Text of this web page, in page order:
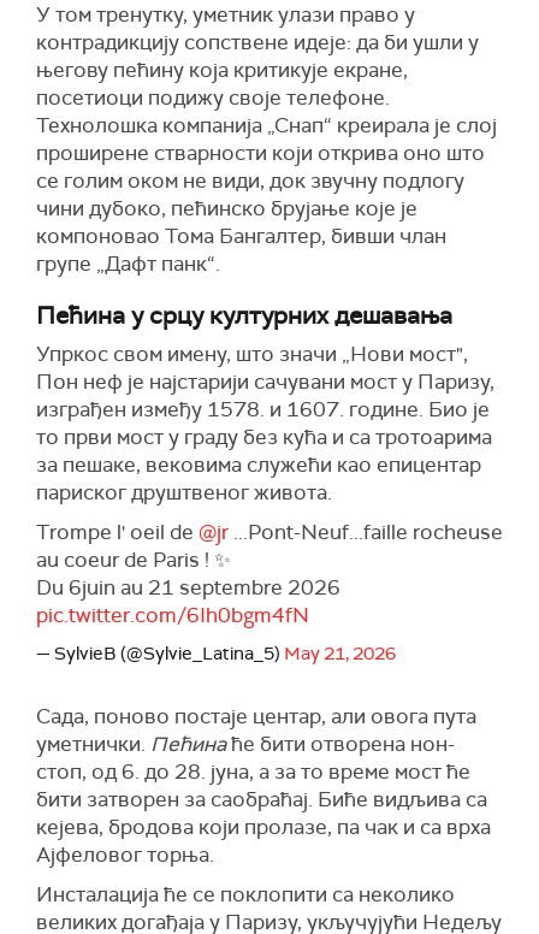
У том тренутку, уметник улази право у
контрадикцију сопствене идеје: да би ушли у
његову пећину која критикује екране,
посетиоци подижу своје телефоне.
Технолошка компанија „Снап“ креирала је слој
проширене стварности који открива оно што
се голим оком не види, док звучну подлогу
чини дубоко, пећинско брујање које је
компоновао Тома Бангалтер, бивши члан
групе „Дафт панк“.
Пећина у срцу културних дешавања
Упркос свом имену, што значи „Нови мост",
Пон неф је најстарији сачувани мост у Паризу,
изграђен између 1578. и 1607. године. Био је
то први мост у граду без кућа и са тротоарима
за пешаке, вековима служећи као епицентар
париског друштвеног живота.
Trompe l' oeil de @jr ...Pont-Neuf...faille rocheuse
au coeur de Paris ! ✨️
Du 6juin au 21 septembre 2026
pic.twitter.com/6Ih0bgm4fN
— SylvieB (@Sylvie_Latina_5) May 21, 2026
Сада, поново постаје центар, али овога пута
уметнички. Пећинаће бити отворена нон-
стоп, од 6. до 28. јуна, а за то време мост ће
бити затворен за саобраћај. Биће видљива са
кејева, бродова који пролазе, па чак и са врха
Ајфеловог торња.
Инсталација ће се поклопити са неколико
великих догађаја у Паризу, укључујући Недељу